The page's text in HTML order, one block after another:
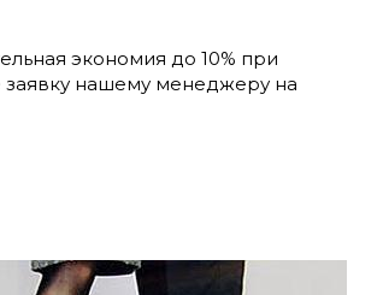
экономия до 10% при
заявку нашему менеджеру на